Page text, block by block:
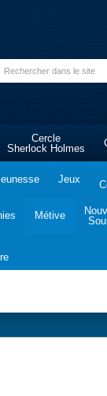
Cercle
Sherlock Holmes
Jeux
Métive